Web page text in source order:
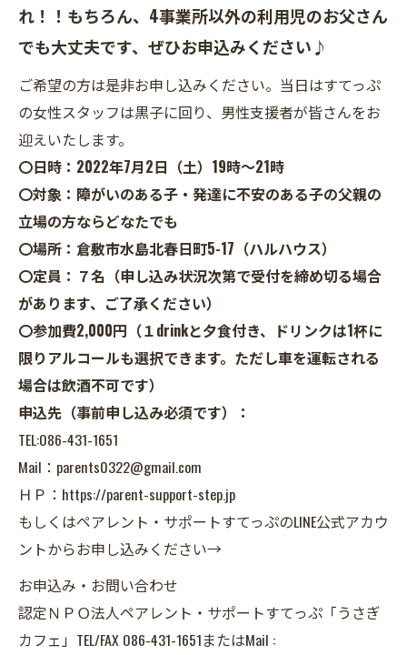
れ！！ もちろん、4事業所以外の利用児のお父さん
でも大丈夫です、ぜひお申込みください♪
ご希望の方は是非お申し込みください。当日はすてっぷ
の女性スタッフは黒子に回り、男性支援者が皆さんをお
迎えいたします。
〇日時：2022年7月2日（土）19時～21時
〇対象：障がいのある子・発達に不安のある子の父親の
立場の方ならどなたでも
〇場所：倉敷市水島北春日町5-17（ハルハウス）
〇定員：７名（申し込み状況次第で受付を締め切る場合
があります、ご了承ください）
〇参加費2,000円（１drinkと夕食付き、ドリンクは1杯に
限りアルコールも選択できます。ただし車を運転される
場合は飲酒不可です）
申込先（事前申し込み必須です）：
TEL:086-431-1651
Mail：parents0322@gmail.com
ＨＰ：https://parent-support-step.jp
もしくはペアレント・サポートすてっぷのLINE公式アカウ
ントからお申し込みください→
お申込み・お問い合わせ
認定ＮＰＯ法人ペアレント・サポートすてっぷ「うさぎ
カフェ」TEL/FAX 086-431-1651またはMail :